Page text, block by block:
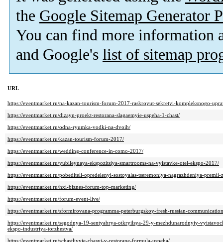
the Google Sitemap Generator
You can find more information
and Google's list of sitemap
URL
https://eventmarket.ru/na-kazan-tourism-forum-2017-raskroyut-sekretyi-kompleksnogo-
https://eventmarket.ru/dizayn-proekt-restorana-slagaemyie-uspeha-1-chast/
https://eventmarket.ru/odna-ryumka-vodki-na-dvoih/
https://eventmarket.ru/kazan-tourism-forum-2017/
https://eventmarket.ru/wedding-conference-in-como-2017/
https://eventmarket.ru/yubileynaya-ekspozitsiya-smartrooms-na-vyistavke-otel-ekspo-2017/
https://eventmarket.ru/pobediteli-opredelenyi-sostoyalas-tseremoniya-nagrazhdeniya-
https://eventmarket.ru/hxi-biznes-forum-top-marketing/
https://eventmarket.ru/forum-event-live/
https://eventmarket.ru/sformirovana-programma-peterburgskoy-fresh-russian-
https://eventmarket.ru/segodnya-19-sentyabrya-otkryilsya-29-y-mezhdunarodnyiy-
ekspo-industriya-torzhestva/
https://eventmarket.ru/schastlivyie-chasyi-v-restorane-formula-uspeha/